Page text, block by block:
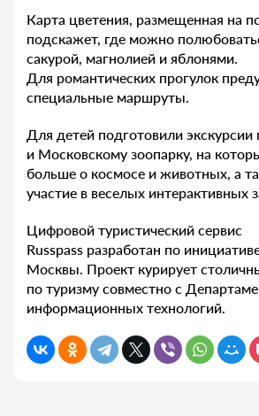
Карта цветения, размещенная на
подскажет, где можно
сакурой, магнолией и яблонями.
Для романтических прогулок
специальные маршруты.
Для детей подготовили
и Московскому зоопарку, на
больше о космосе и животных, а
участие в веселых интерактивных
Цифровой туристический сервис
Russpass разработан по
Москвы. Проект курирует
по туризму совместно с
информационных технологий.